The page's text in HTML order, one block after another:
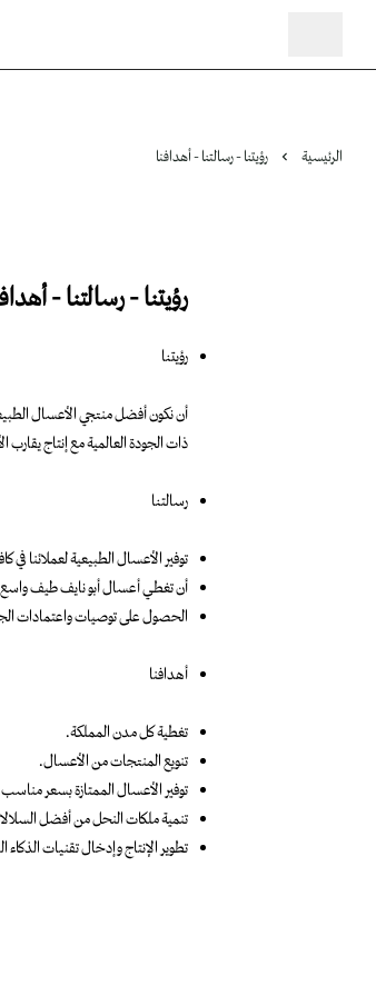
الرئيسية رؤيتنا - رسالتنا - أهدافنا
رؤيتنا - رسالتنا -
رؤيتنا
أن نكون أفضل منتجي الأعسال
ذات الجودة العالمية مع إنتاج يقارب
رسالتنا
توفير الأعسال الطبيعيةلعملائنا في
أن تغطي أعسال أبو نايف طيف واسع
الحصول على توصيات واعتمادات
أهدافنا
تغطية كل مدن المملكة.
تنويع المنتجات من الأعسال.
توفير الأعسال الممتازة بسعر
تنمية ملكات النحل من أفضل
تطوير الإنتاج وإدخال تقنيات الذكاء